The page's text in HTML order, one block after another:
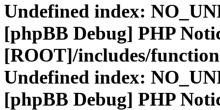
Undefined index:
[phpBB Debug] PHP
[ROOT]/includes/
Undefined index:
[phpBB Debug] PHP